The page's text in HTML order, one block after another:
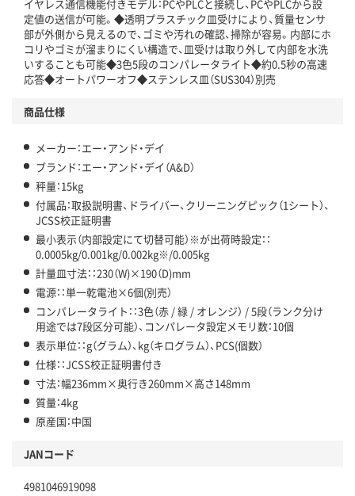
イヤレス通信機能付きモデル：PCやPLCと接続し、PCやPLCから設
定値の送信が可能。◆透明プラスチック皿受けにより、質量センサ
部が外側から見えるので、ゴミや汚れの確認、掃除が容易。内部にホ
コリやゴミが溜まりにくい構造で、皿受けは取り外して内部を水洗
いすることも可能◆3色5段のコンパレータライト◆約0.5秒の高速
応答◆オートパワーオフ◆ステンレス皿（SUS304）別売
商品仕様
メーカー：エー・アンド・デイ
ブランド：エー・アンド・デイ（A&D）
秤量：15kg
付属品：取扱説明書、ドライバー、クリーニングピック（1シート）、
JCSS校正証明書
最小表示（内部設定にて切替可能）※が出荷時設定：：
0.0005kg/0.001kg/0.002kg※/0.005kg
計量皿寸法：：230（W)×190（D)mm
電源：：単一乾電池×6個(別売）
コンパレータライト：：3色（赤 / 緑 / オレンジ） / 5段（ランク分け
用途では7段区分可能）、コンパレータ設定メモリ数：10個
表示単位：：g（グラム）、kg（キログラム）、PCS(個数）
仕様：：JCSS校正証明書付き
寸法：幅236mm×奥行き260mm×高さ148mm
質量：4kg
原産国：中国
JANコード
4981046919098